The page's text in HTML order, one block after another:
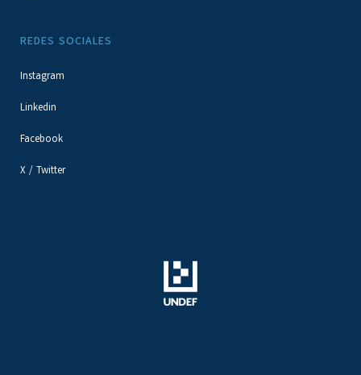
REDES SOCIALES
Instagram
Linkedin
Facebook
X / Twitter